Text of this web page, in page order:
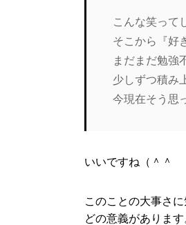
こんな笑って
そこから『好
まだまだ勉強
少しずつ積み
今現在そう思
いいですね（＾＾
このことの大事さ
どの意義があります